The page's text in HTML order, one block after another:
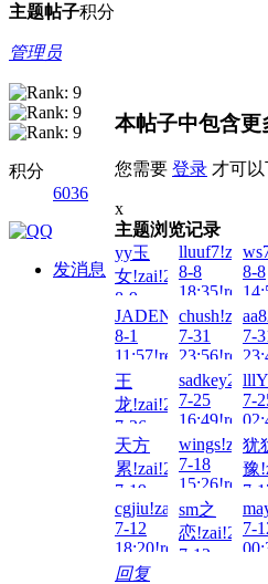
主题帖子积分
管理员
积分
6036
发消息
本帖子中包含更
您需要 登录 才可
x
主题浏览记录
yy玉
女!zai!2026-
8-9
02:25!read!
8-8
18:35!read!
8-8
8-1
11:57!read!
7-31
23:56!read!
7-
王
龙!zai!2026-
7-26
16:16!read!
7-25
16:49!read!
7-
天方
累!zai!2026-
7-19
16:55!read!
7-18
15:26!read!
犹
豫
7-
cgjiu!zai!2026-
7-12
18:20!read!
sm之
恋!zai!2026-
7-12
7-
回复